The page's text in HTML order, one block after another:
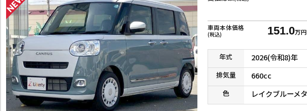
車両本体価格
(税込) 151.0万円
年式 2026(令和8)年
排気量 660cc
色